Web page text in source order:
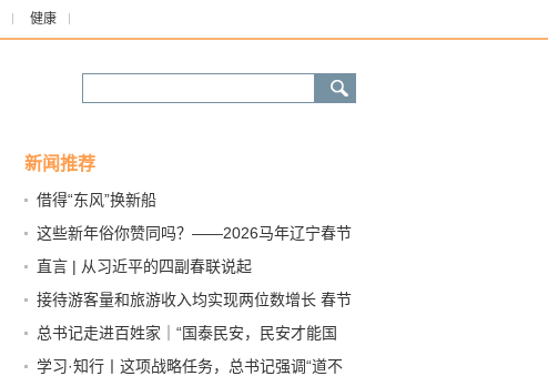
健康
新闻推荐
借得“东风”换新船
这些新年俗你赞同吗？——2026马年辽宁春节
观察
直言 | 从习近平的四副春联说起
接待游客量和旅游收入均实现两位数增长 春节
假期辽宁文旅市场策马扬鞭
总书记走进百姓家｜“国泰民安，民安才能国
泰”
学习·知行丨这项战略任务，总书记强调“道不